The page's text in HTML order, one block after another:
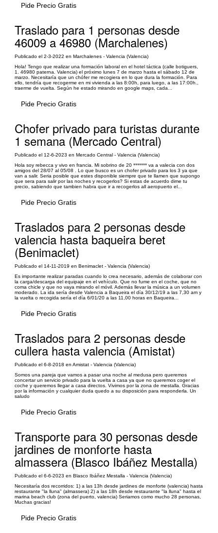
Pide Precio Gratis
Traslado para 1 personas desde
46009 a 46980 (Marchalenes)
Publicado el 2-3-2022 en Marchalenes - Valencia (Valencia)
Hola! Tengo que realizar una formación laboral en el hotel táctica (calle botiguers,
1. 46980 paterna. Valencia) el próximo lunes 7 de marzo hasta el sábado 12 de
marzo. Necesitaría que un chófer me recogiera en lo que dura la formación. Para
ello, tendría que recogerme en mi vivienda a las 8:00h, para luego, a las 17:00h.,
traerme de vuelta. Según he estado mirando en google maps, cada...
Pide Precio Gratis
Chofer privado para turistas durante
1 semana (Mercado Central)
Publicado el 12-6-2023 en Mercado Central - Valencia (Valencia)
Hola soy rebecca y vivo en francia. Mi sobrino de 20 ******* va a valecia con dos
amigos del 28/07 al 05/08 . Lo que busco es un chofer privado para los 3 ya que
van a salir. Seria posible que estes disponible siempre que te llamen que supongo
que sera para salir por las noches y recogerlos? Si estas de acuerdo dime tu
precio, sabiendo que tambien habra que ir a recogerlos all aeropuerto el...
Pide Precio Gratis
Traslados para 2 personas desde
valencia hasta baqueira beret
(Benimaclet)
Publicado el 14-11-2019 en Benimaclet - Valencia (Valencia)
Es importante realizar paradas cuando lo crea necesario, además de colaborar con
la carga/descarga del equipaje en el vehículo. Que no fume en el coche, que no
coma chicle y que no vaya mirando el móvil. Además llevar la música a un volumen
moderado. La ida sería desde Valencia a Baqueira el día 30/12/19 a las 7,30 am y
la vuelta o recogida sería el día 6/01/20 a las 11,00 horas en Baqueira...
Pide Precio Gratis
Traslados para 2 personas desde
cullera hasta valencia (Amistat)
Publicado el 6-8-2018 en Amistat - Valencia (Valencia)
Somos una pareja que vamos a pasar una noche al medusa pero queremos
concertar un servicio privado para la vuelta a casa ya que no queremos coger el
coche y queremos llegar a casa directos. Vivimos por la zona de mestalla. Gracias
por la información y cualquier duda quedo a su disposición para responderla. Un
saludo
Pide Precio Gratis
Transporte para 30 personas desde
jardines de monforte hasta
almassera (Blasco Ibáñez Mestalla)
Publicado el 6-6-2023 en Blasco Ibáñez Mestalla - Valencia (Valencia)
Necesitaría dos recorridos: 1) a las 13h desde jardines de monforte (valencia) hasta
restaurante "la lluna" (almassera) 2) a las 18h desde restaurante "la lluna" hasta el
marina beach club (zona del puerto, valencia) Seriamos como mucho 28 personas,
Muchas gracias!
Pide Precio Gratis